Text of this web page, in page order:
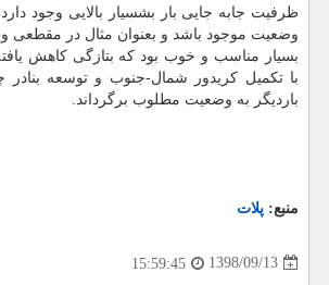
ظرفیت جابه جایی بار بشسیار بالایی وجود دارد
وضعیت موجود باشد و بعنوان مثال در مقطعی
بسیار مناسب و خوب بود كه بتازگی كاهش
با تكمیل كریدور شمال-جنوب و توسعه بنادر
باردیگر به وضعیت مطلوب برگرداند.
منبع: پلات
1398/09/13
15:59:45